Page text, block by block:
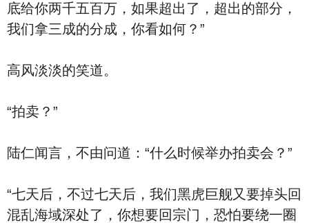
底给你两千五百万，如果超出了，超出的部分，
我们拿三成的分成，你看如何？”
高风淡淡的笑道。
“拍卖？”
陆仁闻言，不由问道：“什么时候举办拍卖会？”
“七天后，不过七天后，我们黑虎巨舰又要掉头回
混乱海域深处了，你想要回宗门，恐怕要绕一圈